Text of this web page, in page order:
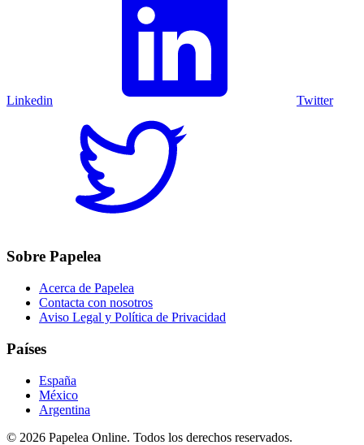
Linkedin Twitter
Sobre Papelea
Acerca de Papelea
Contacta con nosotros
Aviso Legal y Política de Privacidad
Países
España
México
Argentina
© 2026 Papelea Online. Todos los derechos reservados.